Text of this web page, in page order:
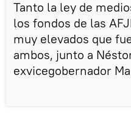
Tanto la ley de
los fondos de las
muy elevados que
ambos, junto a
exvicegobernador